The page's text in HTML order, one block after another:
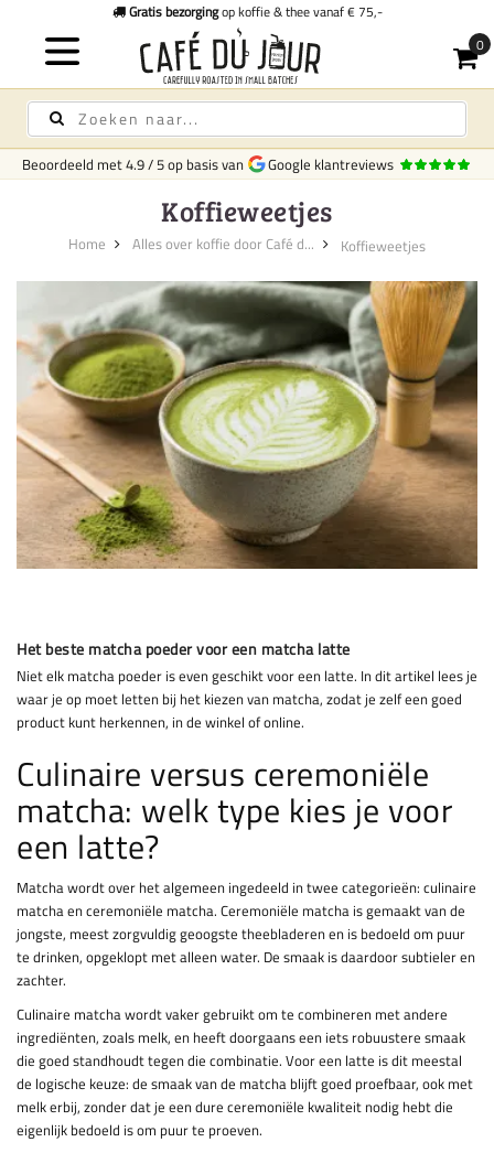
Gratis bezorgingop koffie & thee vanaf € 75,-
Beoordeeld met4.9/5op basis van Google klantreviews
Koffieweetjes
Home Alles over koffie door Café d... Koffieweetjes
Het beste matcha poeder voor een matcha latte
Niet elk matcha poeder is even geschikt voor een latte. In dit artikel lees je
waar je op moet letten bij het kiezen van matcha, zodat je zelf een goed
product kunt herkennen, in de winkel of online.
Culinaire versus ceremoniële
matcha: welk type kies je voor
een latte?
Matcha wordt over het algemeen ingedeeld in twee categorieën: culinaire
matcha en ceremoniële matcha. Ceremoniële matcha is gemaakt van de
jongste, meest zorgvuldig geoogste theebladeren en is bedoeld om puur
te drinken, opgeklopt met alleen water. De smaak is daardoor subtieler en
zachter.
Culinaire matcha wordt vaker gebruikt om te combineren met andere
ingrediënten, zoals melk, en heeft doorgaans een iets robuustere smaak
die goed standhoudt tegen die combinatie. Voor een latte is dit meestal
de logische keuze: de smaak van de matcha blijft goed proefbaar, ook met
melk erbij, zonder dat je een dure ceremoniële kwaliteit nodig hebt die
eigenlijk bedoeld is om puur te proeven.